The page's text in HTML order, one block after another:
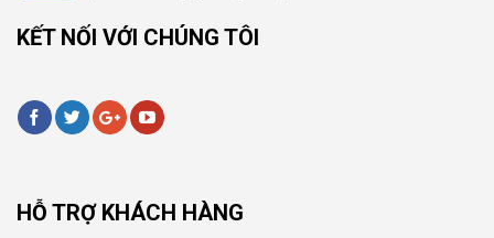
KẾT NỐI VỚI CHÚNG TÔI
HỖ TRỢ KHÁCH HÀNG